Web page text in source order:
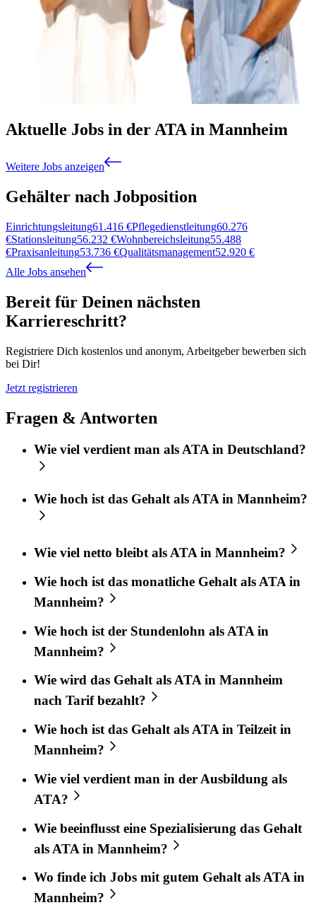
Aktuelle Jobs in der ATA in Mannheim
Weitere Jobs anzeigen
Gehälter nach Jobposition
Einrichtungsleitung61.416 €Pflegedienstleitung60.276
€Stationsleitung56.232 €Wohnbereichsleitung55.488
€Praxisanleitung53.736 €Qualitätsmanagement52.920 €
Alle Jobs ansehen
Bereit für Deinen nächsten
Karriereschritt?
Registriere Dich kostenlos und anonym, Arbeitgeber bewerben sich
bei Dir!
Jetzt registrieren
Fragen & Antworten
Wie viel verdient man als ATA in Deutschland?
Wie hoch ist das Gehalt als ATA in Mannheim?
Wie viel netto bleibt als ATA in Mannheim?
Wie hoch ist das monatliche Gehalt als ATA in
Mannheim?
Wie hoch ist der Stundenlohn als ATA in
Mannheim?
Wie wird das Gehalt als ATA in Mannheim
nach Tarif bezahlt?
Wie hoch ist das Gehalt als ATA in Teilzeit in
Mannheim?
Wie viel verdient man in der Ausbildung als
ATA?
Wie beeinflusst eine Spezialisierung das Gehalt
als ATA in Mannheim?
Wo finde ich Jobs mit gutem Gehalt als ATA in
Mannheim?